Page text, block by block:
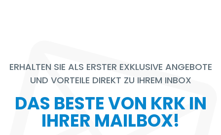
ERHALTEN SIE ALS ERSTER EXKLUSIVE ANGEBOTE
UND VORTEILE DIREKT ZU IHREM INBOX
DAS BESTE VON KRK IN
IHRER MAILBOX!